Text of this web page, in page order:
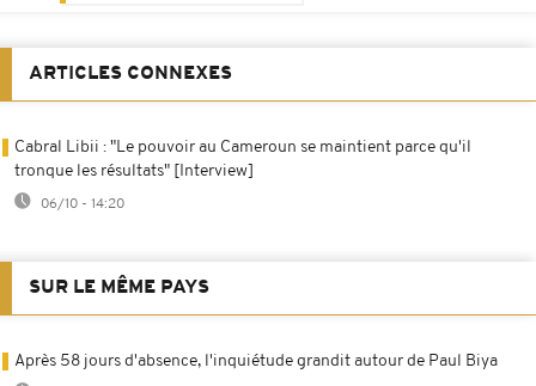
ARTICLES CONNEXES
Cabral Libii : "Le pouvoir au Cameroun se maintient parce qu'il
tronque les résultats" [Interview]
06/10 - 14:20
SUR LE MÊME PAYS
Après 58 jours d'absence, l'inquiétude grandit autour de Paul Biya